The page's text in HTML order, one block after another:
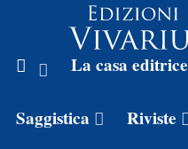
La casa editrice
Saggistica Riviste